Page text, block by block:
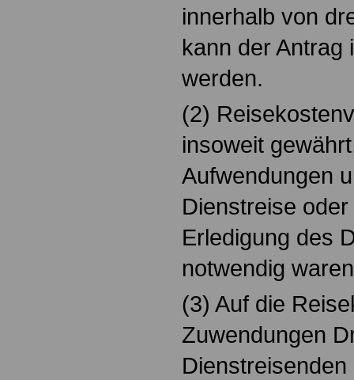
innerhalb von
kann der Antrag
werden.
(2)
insoweit
Aufwendungen
Dienstreise
Erledigung des
notwendig
(3) Auf die
Zuwendungen